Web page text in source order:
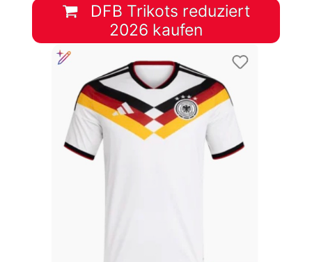
DFB Trikots reduziert
2026 kaufen